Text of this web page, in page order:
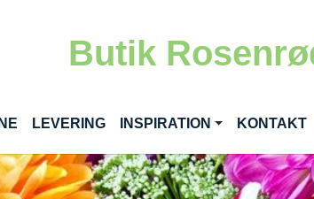
Butik
(CURRENT)
LEVERING INSPIRATION KONTAKT